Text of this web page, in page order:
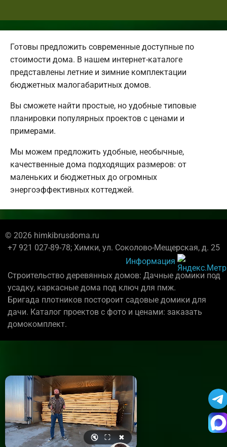
Готовы предложить современные доступные по
стоимости дома. В нашем интернет-каталоге
представлены летние и зимние комплектации
бюджетных малогабаритных домов.
Вы сможете найти простые, но удобные типовые
планировки популярных проектов с ценами и
примерами.
Мы можем предложить удобные, необычные,
качественные дома подходящих размеров: от
маленьких и бюджетных до огромных
энергоэффективных коттеджей.
© 2026 himkibrusdoma.ru
+7 921 027-89-78; Химки, ул. Соколово-Мещерская, д. 25
Информация
Строительство деревянных домов: Дачные домики под
усадку, каркасные дома под ключ для пмж.
Бригада плотников постороит садовые домики для
дачи. Каталог проектов с фото и ценами: заказать
домокомплект.
🔇 ⛶ ✖